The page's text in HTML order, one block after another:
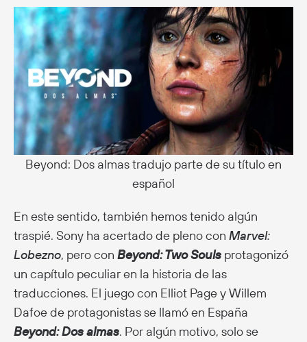
Beyond: Dos almas tradujo parte de su título en
español
En este sentido, también hemos tenido algún
traspié. Sony ha acertado de pleno con Marvel:
Lobezno, pero con Beyond: Two Souls protagonizó
un capítulo peculiar en la historia de las
traducciones. El juego con Elliot Page y Willem
Dafoe de protagonistas se llamó en España
Beyond: Dos almas. Por algún motivo, solo se